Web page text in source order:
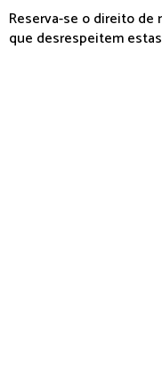
Reserva-se o direito
que desrespeitem